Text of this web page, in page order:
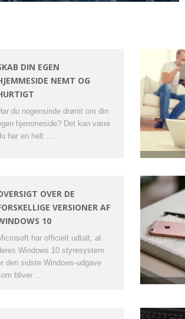
DIN EGEN
NEMT OG
du nogensinde drømt om din
hjemmeside? Det kan være
har en helt …
OVER DE
VERSIONER AF
10
har officielt udtalt, at
Windows 10 styresystem
den sidste Windows-udgave
bliver …